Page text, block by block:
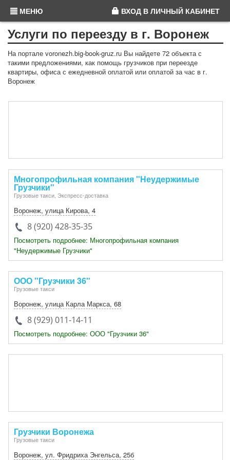
МЕНЮ ВХОД В ЛИЧНЫЙ КАБИНЕТ
Услуги по переезду в г. Воронеж
На портале voronezh.big-book-gruz.ru Вы найдете 72 объекта с
такими предложениями, как помощь грузчиков при переезде
квартиры, офиса с ежедневной оплатой или оплатой за час в г.
Воронеж
Многопрофильная компания "Неудержимые
Грузчики"
Грузовые такси, Экспресс-доставка
Воронеж, улица Кирова, 4
8 (920) 428-35-35
Посмотреть подробнее: Многопрофильная компания
"Неудержимые Грузчики"
ООО "Грузчики 36"
Грузовые такси
Воронеж, улица Карла Маркса, 68
8 (929) 011-14-11
Посмотреть подробнее: ООО "Грузчики 36"
Грузчики Воронежа
Грузовые такси
Воронеж, ул. Фридриха Энгельса, 25б